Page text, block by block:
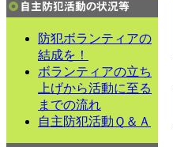
防犯ボランティアの
結成を！
ボランティアの立ち
上げから活動に至る
までの流れ
自主防犯活動Ｑ＆Ａ